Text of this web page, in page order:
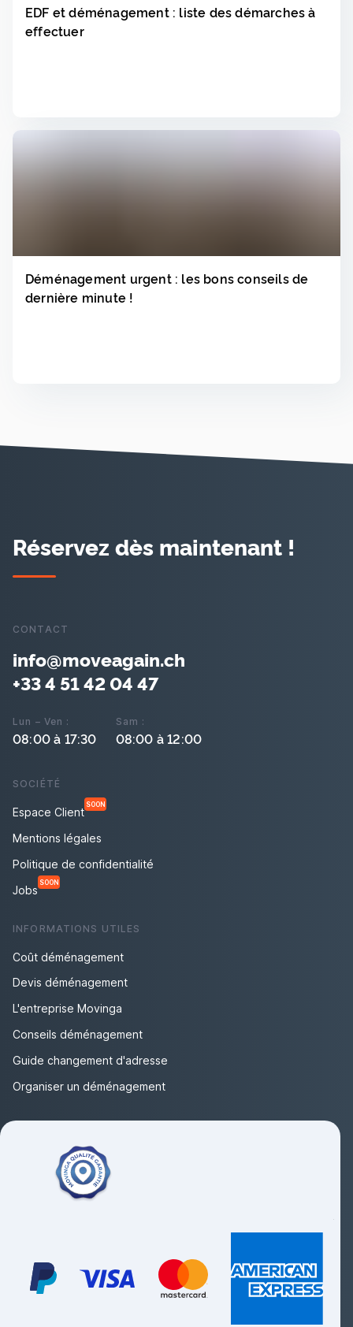
EDF et déménagement : liste des démarches à
effectuer
Déménagement urgent : les bons conseils de
dernière minute !
Réservez dès maintenant !
CONTACT
info@moveagain.ch
+33 4 51 42 04 47
Lun – Ven :
08:00 à 17:30
Sam :
08:00 à 12:00
SOCIÉTÉ
Espace Client
SOON
Mentions légales
Politique de confidentialité
Jobs
SOON
INFORMATIONS UTILES
Coût déménagement
Devis déménagement
L'entreprise Movinga
Conseils déménagement
Guide changement d'adresse
Organiser un déménagement